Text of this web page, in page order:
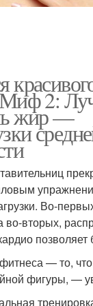
Миф 2:
жир —
Во-
во-вторых,
позволяет
— то,
фигуры, —